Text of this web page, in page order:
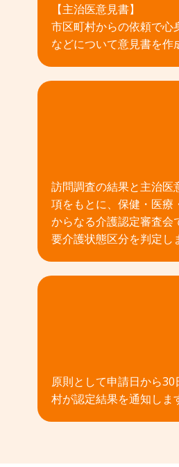
【主治医意見書】
市区町村からの依頼で心
などについて意見書を作
訪問調査の結果と主治医
項をもとに、保健・医療
からなる介護認定審査会
要介護状態区分を判定し
原則として申請日から
村が認定結果を通知しま